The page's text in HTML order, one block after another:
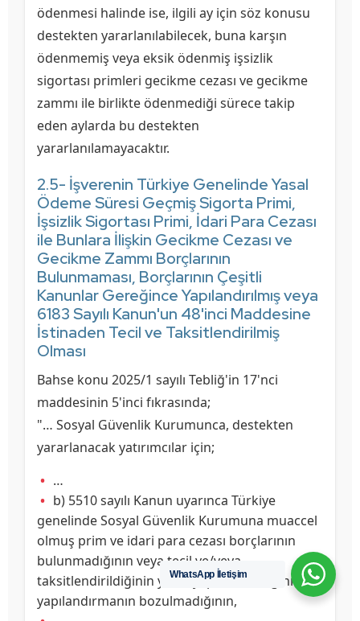
ödenmesi halinde ise, ilgili ay için söz konusu
destekten yararlanılabilecek, buna karşın
ödenmemiş veya eksik ödenmiş işsizlik
sigortası primleri gecikme cezası ve gecikme
zammı ile birlikte ödenmediği sürece takip
eden aylarda bu destekten
yararlanılamayacaktır.
2.5- İşverenin Türkiye Genelinde Yasal
Ödeme Süresi Geçmiş Sigorta Primi,
İşsizlik Sigortası Primi, İdari Para Cezası
ile Bunlara İlişkin Gecikme Cezası ve
Gecikme Zammı Borçlarının
Bulunmaması, Borçlarının Çeşitli
Kanunlar Gereğince Yapılandırılmış veya
6183 Sayılı Kanun'un 48'inci Maddesine
İstinaden Tecil ve Taksitlendirilmiş
Olması
Bahse konu 2025/1 sayılı Tebliğ'in 17'nci
maddesinin 5'inci fıkrasında;
"… Sosyal Güvenlik Kurumunca, destekten
yararlanacak yatırımcılar için;
…
b) 5510 sayılı Kanun uyarınca Türkiye
genelinde Sosyal Güvenlik Kurumuna muaccel
olmuş prim ve idari para cezası borçlarının
bulunmadığının veya tecil ve/veya
taksitlendirildiğinin ya da yapılandırıldığının ve
yapılandırmanın bozulmadığının,
WhatsApp İletişim